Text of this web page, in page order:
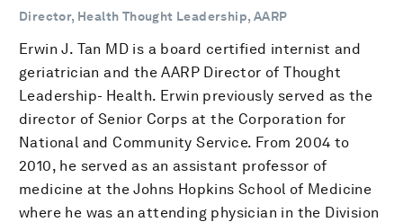
Director, Health Thought Leadership, AARP
Erwin J. Tan MD is a board certified internist and
geriatrician and the AARP Director of Thought
Leadership- Health. Erwin previously served as the
director of Senior Corps at the Corporation for
National and Community Service. From 2004 to
2010, he served as an assistant professor of
medicine at the Johns Hopkins School of Medicine
where he was an attending physician in the Division